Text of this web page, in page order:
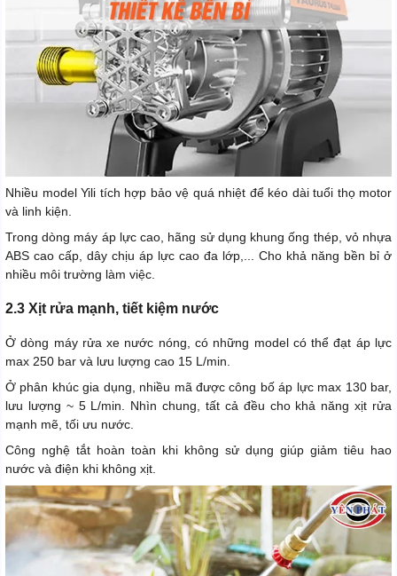
Nhiều model Yili tích hợp bảo vệ quá nhiệt để kéo dài tuổi thọ motor
và linh kiện.
Trong dòng máy áp lực cao, hãng sử dụng khung ống thép, vỏ nhựa
ABS cao cấp, dây chịu áp lực cao đa lớp,... Cho khả năng bền bỉ ở
nhiều môi trường làm việc.
2.3 Xịt rửa mạnh, tiết kiệm nước
Ở dòng máy rửa xe nước nóng, có những model có thể đạt áp lực
max 250 bar và lưu lượng cao 15 L/min.
Ở phân khúc gia dụng, nhiều mã được công bố áp lực max 130 bar,
lưu lượng ~ 5 L/min. Nhìn chung, tất cả đều cho khả năng xịt rửa
mạnh mẽ, tối ưu nước.
Công nghệ tắt hoàn toàn khi không sử dụng giúp giảm tiêu hao
nước và điện khi không xịt.